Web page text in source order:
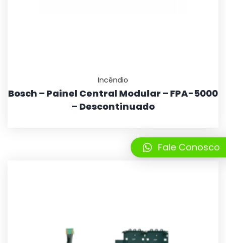
Incêndio
Bosch – Painel Central Modular – FPA-5000
– Descontinuado
Fale Conosco